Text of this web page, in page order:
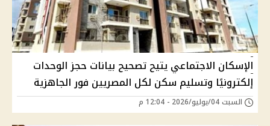
الإسكان الاجتماعي يتيح تصحيح بيانات حجز الوحدات
إلكترونيًا وتسليم سكن لكل المصريين فور الجاهزية
السبت 04/يوليو/2026 - 12:04 م